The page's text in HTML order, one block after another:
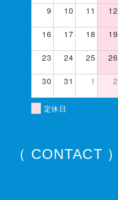
9
10 11 12
16
17 18 19
23
24 25 26
30
31 1 2
定休日
（ CONTACT ）